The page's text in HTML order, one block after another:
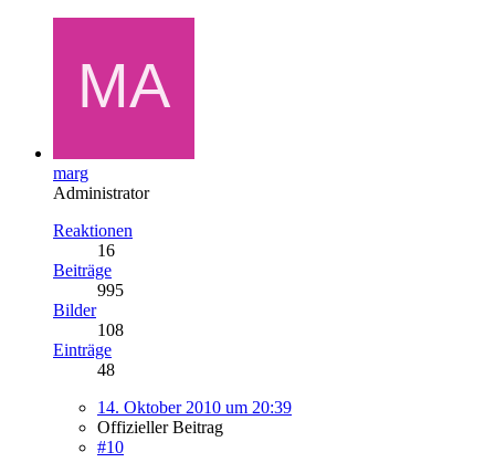
marg
Administrator
Reaktionen
16
Beiträge
995
Bilder
108
Einträge
48
14. Oktober 2010 um 20:39
Offizieller Beitrag
#10